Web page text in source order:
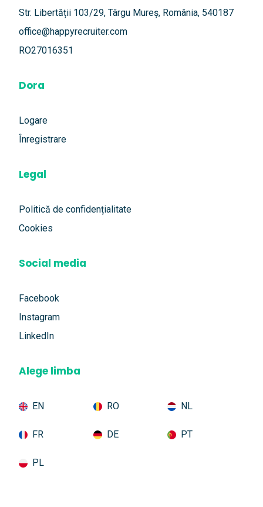
Str. Libertății 103/29, Târgu Mureș, România, 540187
office@happyrecruiter.com
RO27016351
Dora
Logare
Înregistrare
Legal
Politică de confidențialitate
Cookies
Social media
Facebook
Instagram
LinkedIn
Alege limba
EN RO NL
FR DE PT
PL